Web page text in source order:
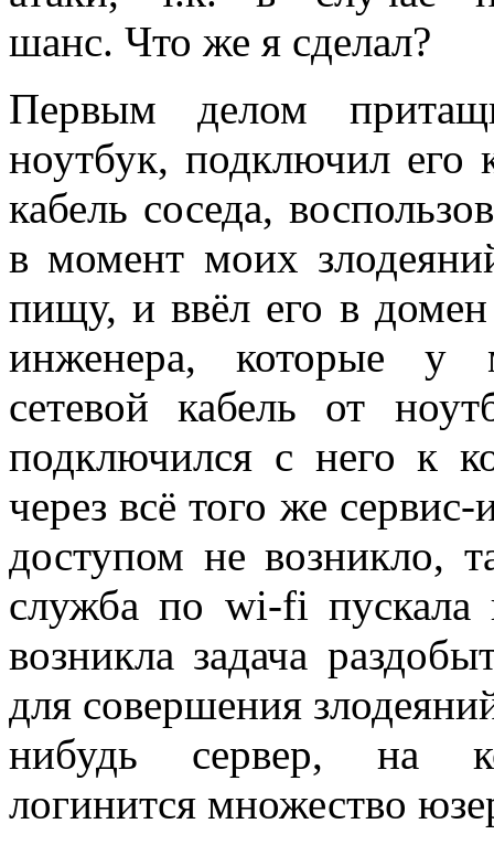
шанс. Что же я сделал?
Первым делом
ноутбук, подключил его
кабель соседа,
в момент моих
пищу, и ввёл его в домен
инженера, которые у
сетевой кабель от
подключился с него к
через всё того же
доступом не возникло,
служба по wi-fi пускала
возникла задача
для совершения
нибудь сервер, на
логинится множество